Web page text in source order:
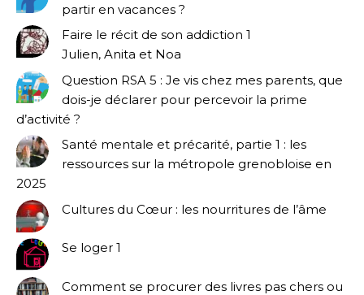
partir en vacances ?
Faire le récit de son addiction 1
Julien, Anita et Noa
Question RSA 5 : Je vis chez mes parents, que
dois-je déclarer pour percevoir la prime
d’activité ?
Santé mentale et précarité, partie 1 : les
ressources sur la métropole grenobloise en
2025
Cultures du Cœur : les nourritures de l’âme
Se loger 1
Comment se procurer des livres pas chers ou